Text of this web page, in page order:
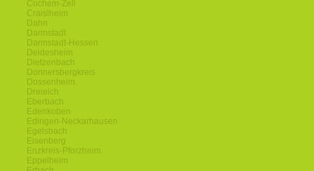
Cochem-Zell
Craislheim
Dahn
Darmstadt
Darmstadt-Hessen
Deidesheim
Dietzenbach
Donnersbergkreis
Dossenheim
Dreieich
Eberbach
Edenkoben
Edingen-Neckarhausen
Egelsbach
Eisenberg
Enzkreis-Pforzheim
Eppelheim